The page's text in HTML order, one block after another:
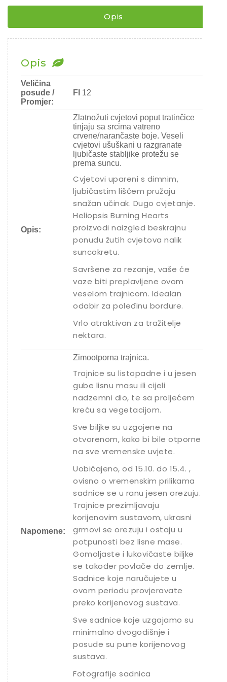
Chili
količina
Opis
Opis
Veličina
posude /
Promjer:
FI 12
Opis:
Zlatnožuti cvjetovi poput tratinčice
tinjaju sa srcima vatreno
crvene/narančaste boje. Veseli
cvjetovi ušuškani u razgranate
ljubičaste stabljike protežu se
prema suncu.
Cvjetovi upareni s dimnim,
ljubičastim lišćem pružaju
snažan učinak. Dugo cvjetanje.
Heliopsis Burning Hearts
proizvodi naizgled beskrajnu
ponudu žutih cvjetova nalik
suncokretu.
Savršene za rezanje, vaše će
vaze biti preplavljene ovom
veselom trajnicom. Idealan
odabir za poleđinu bordure.
Vrlo atraktivan za tražitelje
nektara.
Napomene:
Zimootporna trajnica.
Trajnice su listopadne i u jesen
gube lisnu masu ili cijeli
nadzemni dio, te sa proljećem
kreću sa vegetacijom.
Sve biljke su uzgojene na
otvorenom, kako bi bile otporne
na sve vremenske uvjete.
Uobičajeno, od 15.10. do 15.4. ,
ovisno o vremenskim prilikama
sadnice se u ranu jesen orezuju.
Trajnice prezimljavaju
korijenovim sustavom, ukrasni
grmovi se orezuju i ostaju u
potpunosti bez lisne mase.
Gomoljaste i lukovičaste biljke
se također povlače do zemlje.
Sadnice koje naručujete u
ovom periodu provjeravate
preko korijenovog sustava.
Sve sadnice koje uzgajamo su
minimalno dvogodišnje i
posude su pune korijenovog
sustava.
Fotografije sadnica